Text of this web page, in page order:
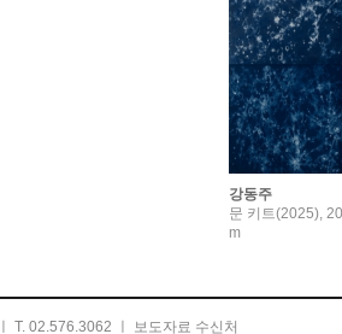
강동주
문 키트(2025),
m
ㅣ T. 02.576.3062 ㅣ 보도자료 수신처